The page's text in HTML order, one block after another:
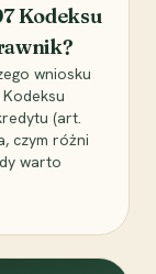
Kodeksu
wniosku
(art.
czym różni
warto